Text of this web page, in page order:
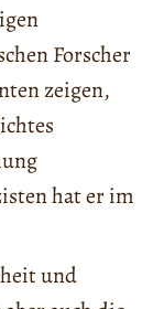
Forscher
zeigen,
hat er im
und